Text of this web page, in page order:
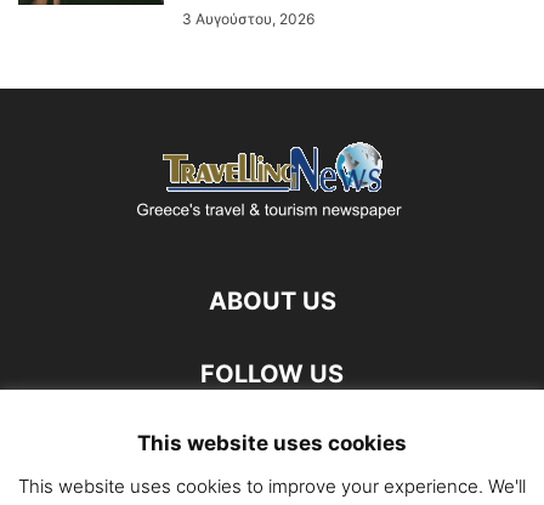
3 Αυγούστου, 2026
ABOUT US
FOLLOW US
This website uses cookies
This website uses cookies to improve your experience. We'll